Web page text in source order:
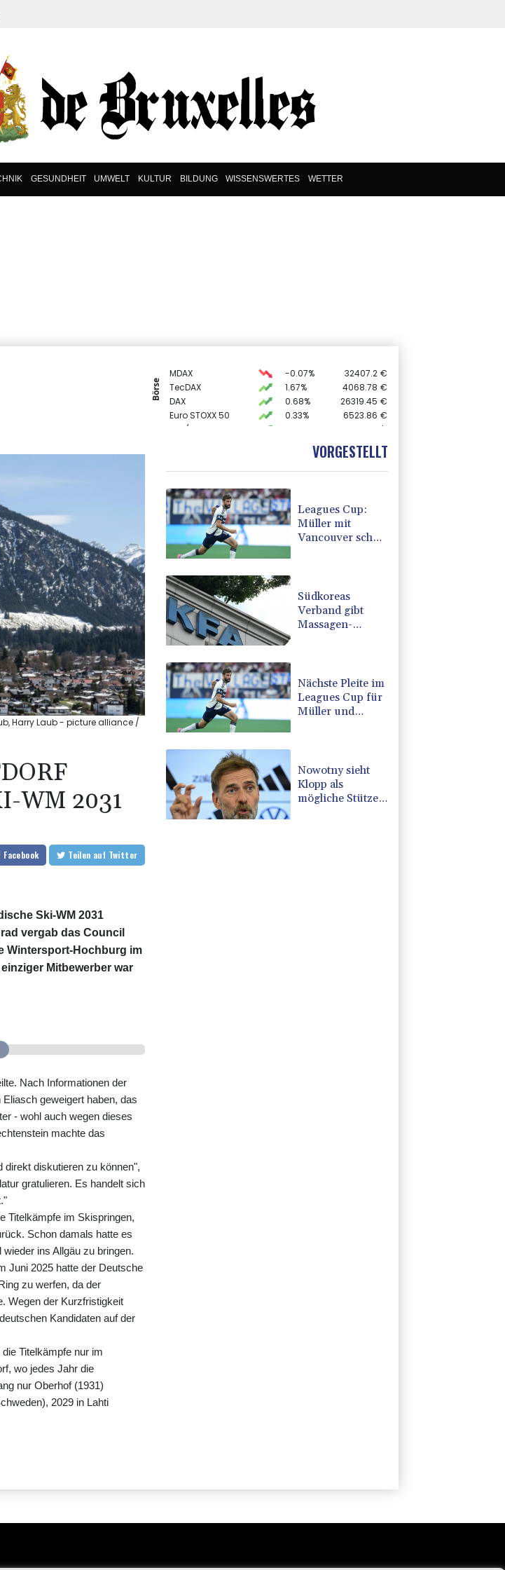
GESUNDHEIT UMWELT KULTUR BILDUNG WISSENSWERTES WETTER
Börse
MDAX -0.07% 32407.2 €
TecDAX
1.67% 4068.78 €
DAX
0.68% 26319.45 €
Euro STOXX 50
0.33% 6523.86 €
EUR/USD
$
18659.63 €
4399.7 $
Harry Laub - picture alliance /
WM 2031
Facebook Teilen auf Twitter
Ski-WM 2031
vergab das Council
Wintersport-Hochburg im
Mitbewerber war
Nach Informationen der
geweigert haben, das
- wohl auch wegen dieses
machte das
direkt diskutieren zu können",
gratulieren. Es handelt sich
Titelkämpfe im Skispringen,
Schon damals hatte es
ins Allgäu zu bringen.
Juni 2025 hatte der Deutsche
zu werfen, da der
Wegen der Kurzfristigkeit
Kandidaten auf der
Titelkämpfe nur im
wo jedes Jahr die
nur Oberhof (1931)
2029 in Lahti
VORGESTELLT
Leagues Cup:
Müller mit
Vancouver schon
Südkoreas
Verband gibt
Massagen-
Nächste Pleite im
Leagues Cup für
Müller und
Nowotny sieht
Klopp als
mögliche Stütze